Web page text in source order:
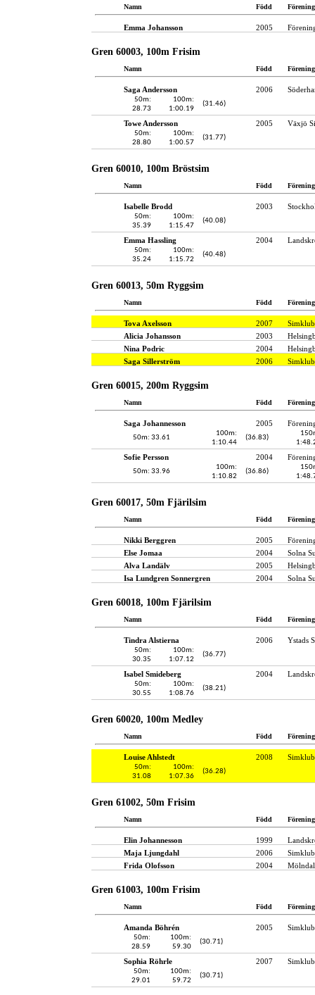
Namn Född Förening
Emma Johansson 2005
Gren 60003, 100m Frisim
Namn Född Förening
Saga Andersson 2006
50m:
28.73
100m:
1:00.19
(31.46)
Towe Andersson 2005 Växjö
50m:
28.80
100m:
1:00.57
(31.77)
Gren 60010, 100m Bröstsim
Namn Född Förening
Isabelle Brodd 2003
50m:
35.39
100m:
1:15.47
(40.08)
Emma Hassling 2004
50m:
35.24
100m:
1:15.72
(40.48)
Gren 60013, 50m Ryggsim
Namn Född Förening
Tova Axelsson 2007
Alicia Johansson
2003
Nina Podric
2004
Saga Sillerström
2006
Gren 60015, 200m Ryggsim
Namn Född Förening
Saga Johannesson 2005
50m: 33.61
100m:
1:10.44
(36.83)
Sofie Persson 2004
50m: 33.96
100m:
1:10.82
(36.86)
Gren 60017, 50m Fjärilsim
Namn Född Förening
Nikki Berggren 2005
Else Jomaa
2004
Solna
Alva Landälv
2005
Isa Lundgren Sonnergren
2004 Solna
Gren 60018, 100m Fjärilsim
Namn Född Förening
Tindra Alstierna 2006 Ystads
50m:
30.35
100m:
1:07.12
(36.77)
Isabel Smideberg 2004
50m:
30.55
100m:
1:08.76
(38.21)
Gren 60020, 100m Medley
Namn Född Förening
Louise Ahlstedt 2008
50m:
31.08
100m:
1:07.36
(36.28)
Gren 61002, 50m Frisim
Namn Född Förening
Elin Johannesson 1999
Maja Ljungdahl
2006
Frida Olofsson
2004
Gren 61003, 100m Frisim
Namn Född Förening
Amanda Böhrén 2005
50m:
28.59
100m:
59.30
(30.71)
Sophia Röhrle 2007
50m:
29.01
100m:
59.72
(30.71)